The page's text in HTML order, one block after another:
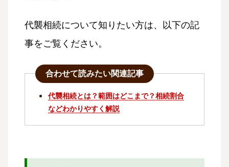
代襲相続について知りたい方は、以下の記
事をご覧ください。
合わせて読みたい関連記事
代襲相続とは？範囲はどこまで？相続割合
などわかりやすく解説